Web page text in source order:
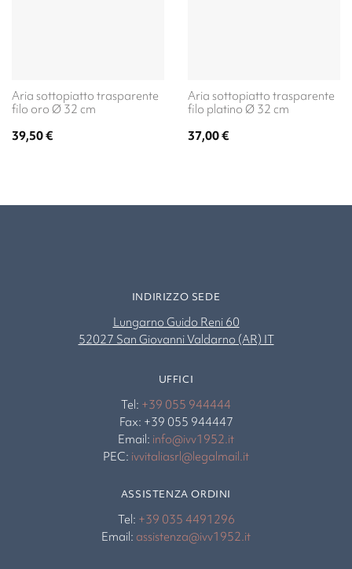
Aria sottopiatto trasparente
filo oro Ø 32 cm
39,50€
Aria sottopiatto trasparente
filo platino Ø 32 cm
37,00€
INDIRIZZO SEDE
Lungarno Guido Reni 60
52027 San Giovanni Valdarno (AR) IT
UFFICI
Tel: +39 055 944444
Fax: +39 055 944447
Email: info@ivv1952.it
PEC: ivvitaliasrl@legalmail.it
ASSISTENZA ORDINI
Tel: +39 035 4491296
Email: assistenza@ivv1952.it